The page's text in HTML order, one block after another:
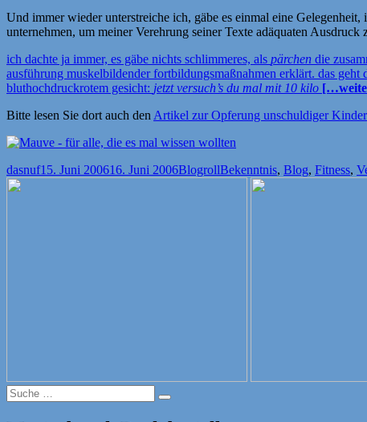
Und immer wieder unterstreiche ich, gäbe es einmal eine
unternehmen, um meiner Verehrung seiner Texte adäquaten Ausdruck
ich dachte ja immer, es gäbe nichts schlimmeres, als pärchen die
ausführung muskelbildender fortbildungsmaßnahmen erklärt. das
bluthochdruckrotem gesicht: jetzt versuch’s du mal mit 10 kilo
Bitte lesen Sie dort auch den Artikel zur Opferung unschuldiger Kinder
Autor
dasnufVeröffentlicht
15. Juni 200616. Juni 2006Kategorien
BlogrollSchlagwörter
Bekenntnis, Blog, Fitness,
Suche
nach:
Suche